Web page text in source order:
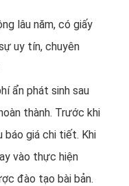
lâu năm, có giấy
uy tín, chuyên
ẩn phát sinh sau
thành. Trước khi
báo giá chi tiết. Khi
vào thực hiện
đào tạo bài bản.